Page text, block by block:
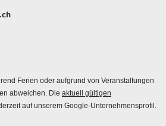
Ferien oder aufgrund von Veranstaltungen
abweichen. Die aktuell gültigen
auf unserem Google-Unternehmensprofil.